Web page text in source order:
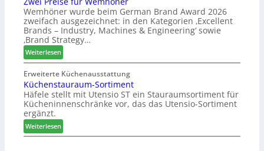
r
t
Z
u
k
u
f
t
t
F
ü
h
r
u
n
g
a
n
d
i
u
n
d
H
u
b
t
e
x
s
t
Wemhöner wurde beim German Brand Award 2026
zweifach ausgezeichnet: in den Kategorien ‚Excellent
Brands – Industry, Machines & Engineering‘ sowie
‚Brand Strategy…
Weiterlesen:
Z
w
e
i
P
e
i
Erweiterte Küchenausstattung
Küchenstauraum-Sortiment
Häfele stellt mit Utensio ST ein Stauraumsortiment für
Kücheninnenschränke vor, das das Utensio-Sortiment
ergänzt.
Weiterlesen:
K